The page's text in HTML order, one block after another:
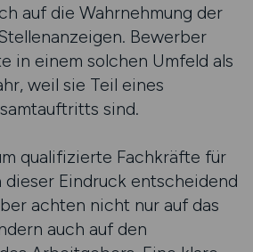
auf die Wahrnehmung der
Bewerber
in einem solchen Umfeld als
weil sie Teil eines
sind.
qualifizierte Fachkräfte für
dieser Eindruck entscheidend
achten nicht nur auf das
auch auf den